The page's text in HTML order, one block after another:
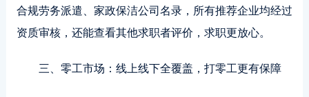
合规劳务派遣、家政保洁公司名录，所有推荐企业均经过
资质审核，还能查看其他求职者评价，求职更放心。
三、零工市场：线上线下全覆盖，打零工更有保障